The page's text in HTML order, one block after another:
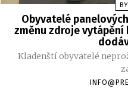
Obyvatelé
změnu zdroje
Kladenští obyvatelé